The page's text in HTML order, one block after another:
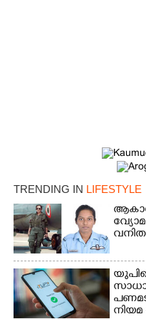
TRENDING IN LIFESTYLE
നിയമ